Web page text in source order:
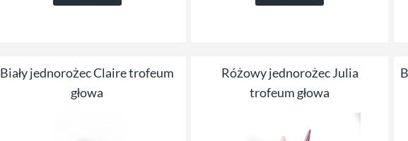
Biały jednorożec Claire trofeum
głowa
Różowy jednorożec Julia
trofeum głowa